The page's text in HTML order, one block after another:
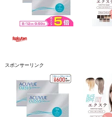
スポンサーリンク